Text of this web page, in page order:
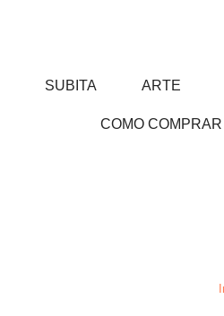
SUBITA ARTE
COMO COMPRAR